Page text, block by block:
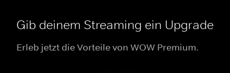
Gib deinem Streaming ein Upgrade
Erleb jetzt die Vorteile von WOW Premium.